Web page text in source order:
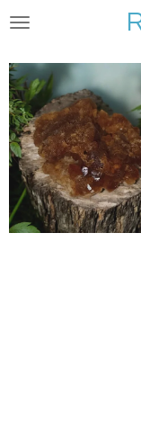
Ga
naar
de
hoofdinhoud